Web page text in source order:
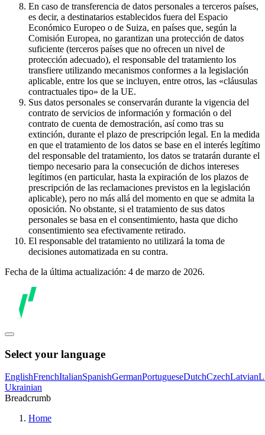
En caso de transferencia de datos personales a terceros países,
es decir, a destinatarios establecidos fuera del Espacio
Económico Europeo o de Suiza, en países que, según la
Comisión Europea, no garantizan una protección de datos
suficiente (terceros países que no ofrecen un nivel de
protección adecuado), el responsable del tratamiento los
transfiere utilizando mecanismos conformes a la legislación
aplicable, entre los que se incluyen, entre otros, las «cláusulas
contractuales tipo» de la UE.
Sus datos personales se conservarán durante la vigencia del
contrato de servicios de información y formación o del
contrato de cuenta de demostración, así como tras su
extinción, durante el plazo de prescripción legal. En la medida
en que el tratamiento de los datos se base en el interés legítimo
del responsable del tratamiento, los datos se tratarán durante el
tiempo necesario para la consecución de dichos intereses
legítimos (en particular, hasta la expiración de los plazos de
prescripción de las reclamaciones previstos en la legislación
aplicable), pero no más allá del momento en que se admita la
oposición. No obstante, si el tratamiento de sus datos
personales se basa en el consentimiento, hasta que dicho
consentimiento sea efectivamente retirado.
El responsable del tratamiento no utilizará la toma de
decisiones automatizada en su contra.
Fecha de la última actualización: 4 de marzo de 2026.
Select your language
EnglishFrenchItalianSpanishGermanPortugueseDutchCzechLatvian
Ukrainian
Breadcrumb
Home